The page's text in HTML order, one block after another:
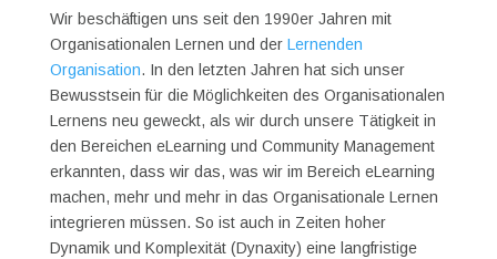
Wir beschäftigen uns seit den 1990er Jahren mit
Organisationalen Lernen und der Lernenden
Organisation. In den letzten Jahren hat sich unser
Bewusstsein für die Möglichkeiten des Organisationalen
Lernens neu geweckt, als wir durch unsere Tätigkeit in
den Bereichen eLearning und Community Management
erkannten, dass wir das, was wir im Bereich eLearning
machen, mehr und mehr in das Organisationale Lernen
integrieren müssen. So ist auch in Zeiten hoher
Dynamik und Komplexität (Dynaxity) eine langfristige